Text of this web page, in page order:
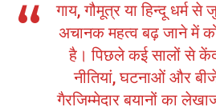
गाय, गौमूत्र या हिन्दू धर्म
अचानक महत्व बढ़ जाने में
है। पिछले कई सालों से
नीतियां, घटनाओं और
गैरजिम्मेदार बयानों का